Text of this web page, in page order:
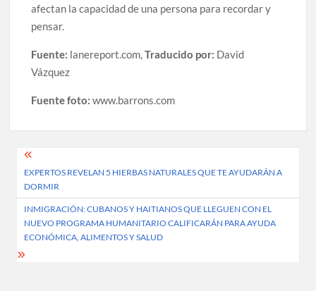
afectan la capacidad de una persona para recordar y
pensar.
Fuente: lanereport.com,Traducido por: David
Vázquez
Fuente foto:www.barrons.com
Post
navigation
EXPERTOS REVELAN 5 HIERBAS NATURALES QUE TE AYUDARÁN A
DORMIR
INMIGRACIÓN: CUBANOS Y HAITIANOS QUE LLEGUEN CON EL
NUEVO PROGRAMA HUMANITARIO CALIFICARÁN PARA AYUDA
ECONÓMICA, ALIMENTOS Y SALUD